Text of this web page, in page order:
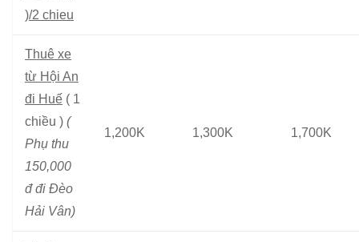
)/2 chieu
Thuê xe
từ Hội An
đi Huế ( 1
chiều ) (
Phụ thu
150,000
đ đi Đèo
Hải Vân)
1,200K 1,300K 1,700K